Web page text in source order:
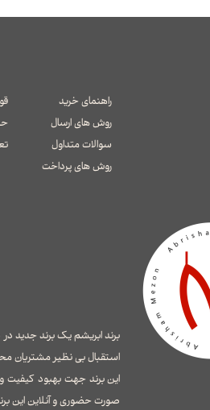
استقبال بی نظیر مشتریان
این برند جهت بهبود کیفیت
صورت حضوری و آنلاین این
راهنمای خرید
روش های ارسال
سوالات متداول
​​​​​​​روش های پرداخت